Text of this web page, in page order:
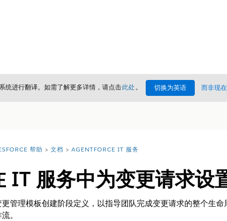
统进行翻译。如需了解更多详情，请点击此处。 切换为英语 而非现在
处： 帮助 文档 AGENTFORCE IT 服务
IT 服务中为变更请求设
更管理模板创建阶段定义，以指导团队完成变更请求的整个生
。